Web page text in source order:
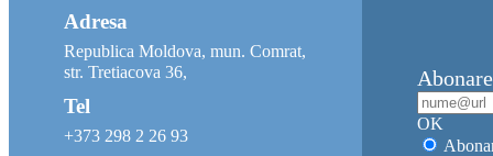
Adresa
Republica Moldova, mun. Comrat,
str. Tretiacova 36,
Tel
+373 298 2 26 93
OK